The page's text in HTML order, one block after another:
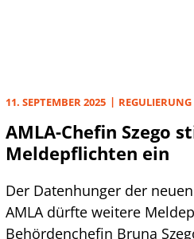
11. SEPTEMBER 2025 REGULIERUNG
AMLA-Chefin Szego
Meldepflichten ein
Der Datenhunger der
AMLA dürfte weitere
Behördenchefin Bruna